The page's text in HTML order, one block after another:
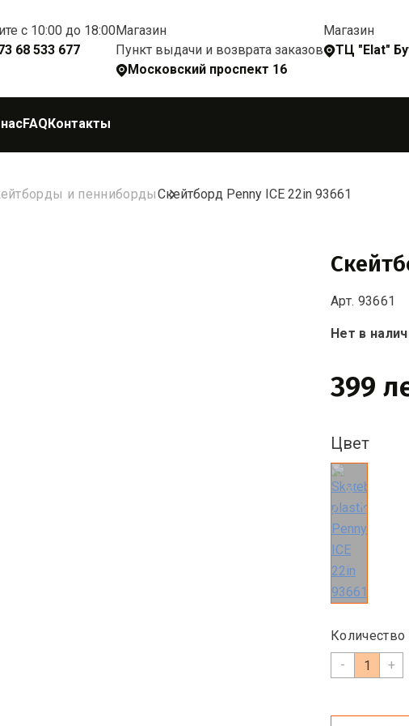
с 10:00 до 18:00
68 533 677
Магазин
Пункт выдачи и возврата заказов
Московский проспект 16
Магазин
ТЦ "Elat"
FAQКонтакты
и пеннибордыСкейтборд Penny ICE 22in 93661
Арт. 93661
Нет в
399
Цвет
Количество
-
+